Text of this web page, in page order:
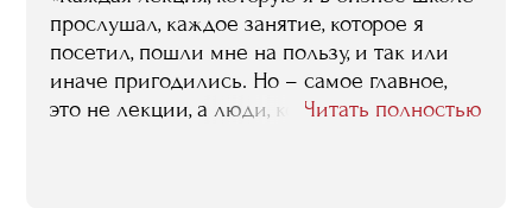
использую практически каждый день».
прослушал, каждое занятие, которое я
посетил, пошли мне на пользу, и так или
иначе пригодились. Но – самое главное,
это не лекции, а люди, которые их читают.
Читать полностью